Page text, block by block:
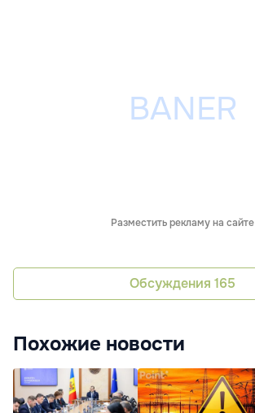
Разместить рекламу на сайте
Обсуждения 165
Похожие новости